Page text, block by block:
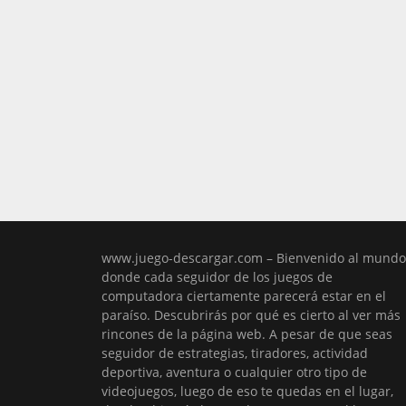
www.juego-descargar.com – Bienvenido al
donde cada seguidor de los juegos de
computadora ciertamente parecerá estar en el
paraíso. Descubrirás por qué es cierto al ver más
rincones de la página web. A pesar de que seas
seguidor de estrategias, tiradores, actividad
deportiva, aventura o cualquier otro tipo de
videojuegos, luego de eso te quedas en el lugar,